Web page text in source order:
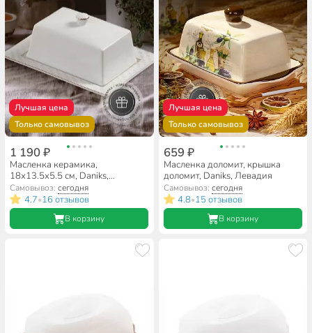
Лучшая цена
Только самовывоз
1 190 ₽
Масленка керамика,
18х13.5х5.5 см, Daniks,
Кембридж
Самовывоз:сегодня
4.7•16 отзывов
В корзину
Лучшая цена
Только самовывоз
659 ₽
Масленка доломит, крышка
доломит, Daniks, Левадия
Самовывоз: сегодня
4.8•15 отзывов
В корзину